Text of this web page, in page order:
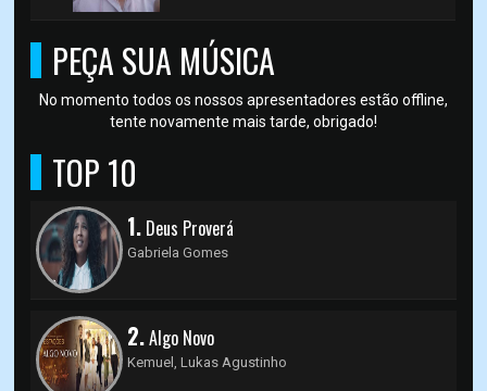
PEÇA SUA MÚSICA
No momento todos os nossos apresentadores estão offline,
tente novamente mais tarde, obrigado!
TOP 10
1. Deus Proverá
Gabriela Gomes
2.Algo Novo
Kemuel, Lukas Agustinho